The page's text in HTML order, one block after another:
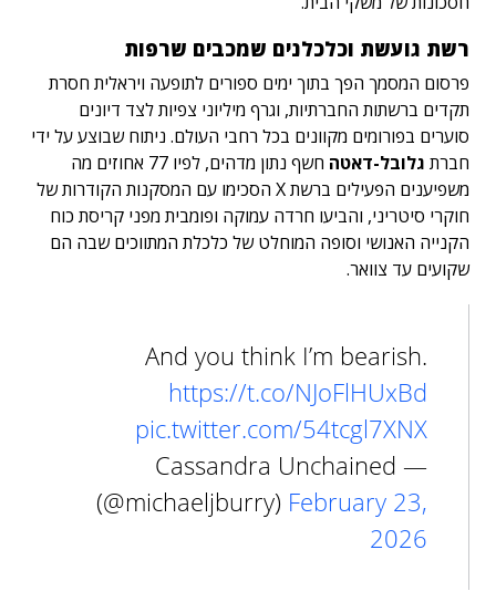
רשת גועשת וכלכלנים שמכבים שרפות
פרסום המסמך הפך בתוך ימים ספורים לתופעה ויראלית חסרת
תקדים ברשתות החברתיות, וגרף מיליוני צפיות לצד דיונים
סוערים בפורומים מקוונים בכל רחבי העולם. ניתוח שבוצע על ידי
חברת גלובל-דאטה
חשף נתון מדהים, לפיו 77 אחוזים מה
משפיענים הפעילים ברשת X הסכימו עם המסקנות הקודרות של
חוקרי סיטריני, והביעו חרדה עמוקה ופומבית מפני קריסת כוח
הקנייה האנושי וסופה המוחלט של כלכלת המתווכים שבה הם
שקועים עד צוואר.
And you think I’m bearish.
https://t.co/NJoFlHUxBd
pic.twitter.com/54tcgl7XNX
— Cassandra Unchained
(@michaeljburry) February 23,
2026